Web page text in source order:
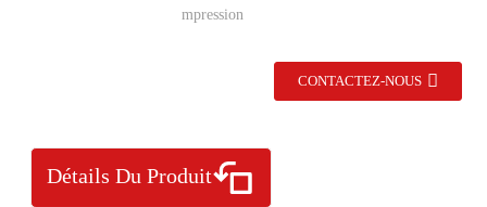
mpression
CONTACTEZ-NOUS
Détails Du Produit